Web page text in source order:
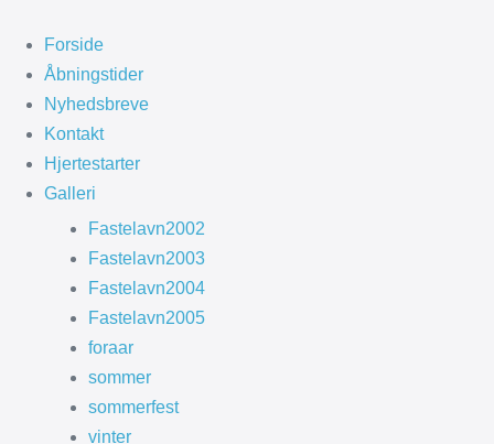
indhold
Forside
Åbningstider
Nyhedsbreve
Kontakt
Hjertestarter
Galleri
Fastelavn2002
Fastelavn2003
Fastelavn2004
Fastelavn2005
foraar
sommer
sommerfest
vinter